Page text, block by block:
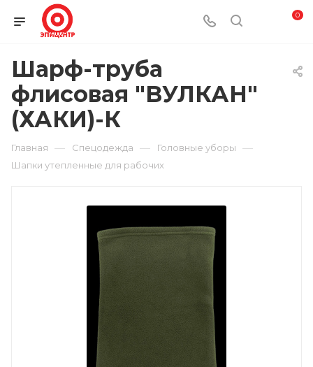
0
Шарф-труба
флисовая "ВУЛКАН"
(ХАКИ)-К
Главная — Спецодежда — Головные уборы —
Шапки утепленные для рабочих